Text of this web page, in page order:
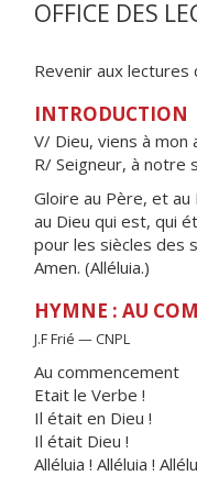
OFFICE DES
Revenir aux lectures
INTRODUCTION
V/ Dieu, viens à mon
R/ Seigneur, à notre
Gloire au Père, et au
au Dieu qui est, qui
pour les siècles des
Amen. (Alléluia.)
HYMNE : AU
J.F Frié — CNPL
Au commencement
Etait le Verbe !
Il était en Dieu !
Il était Dieu !
Alléluia ! Alléluia !